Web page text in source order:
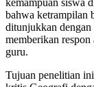
kemampuan siswa
bahwa ketrampilan
ditunjukkan dengan
memberikan
guru.
Tujuan penelitian